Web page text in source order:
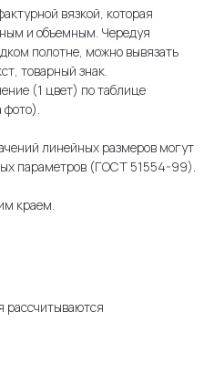
вязкой, которая
и объемным. Чередуя
полотне, можно вывязать
товарный знак.
(1 цвет) по таблице
фото).
линейных размеров могут
параметров (ГОСТ 51554-99).
краем.
рассчитываются